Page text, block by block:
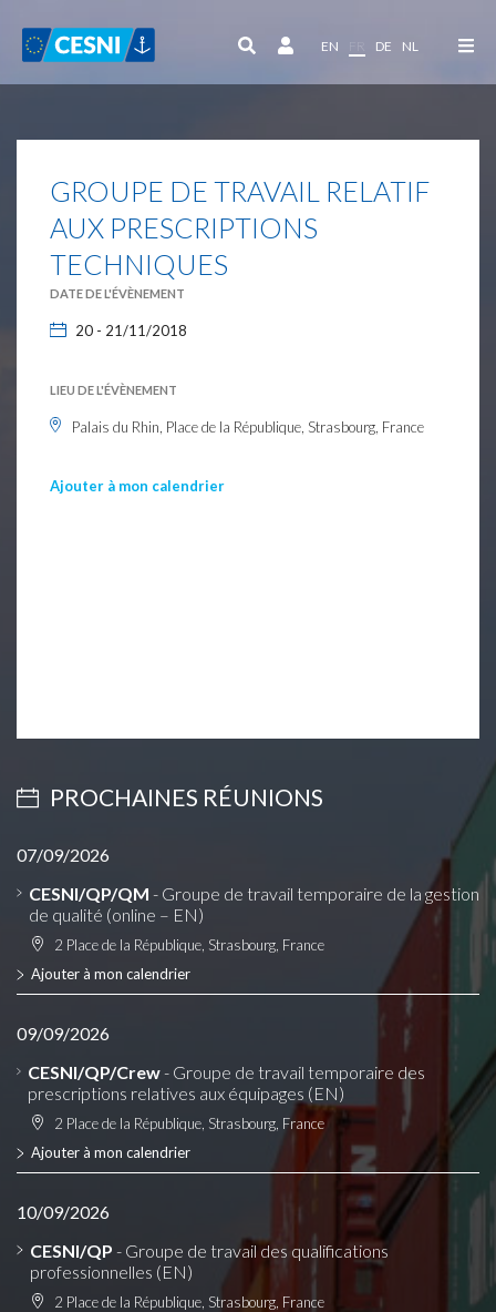
EN FR DE NL
GROUPE DE TRAVAIL RELATIF
AUX PRESCRIPTIONS
TECHNIQUES
DATE DE L'ÉVÈNEMENT
20 - 21/11/2018
LIEU DE L'ÉVÈNEMENT
Palais du Rhin, Place de la République, Strasbourg, France
Ajouter à mon calendrier
PROCHAINES RÉUNIONS
07/09/2026
CESNI/QP/QM - Groupe de travail temporaire de la gestion
de qualité (online – EN)
2 Place de la République, Strasbourg, France
Ajouter à mon calendrier
09/09/2026
CESNI/QP/Crew- Groupe de travail temporaire des
prescriptions relatives aux équipages (EN)
2 Place de la République, Strasbourg, France
Ajouter à mon calendrier
10/09/2026
CESNI/QP - Groupe de travail des qualifications
professionnelles (EN)
2 Place de la République, Strasbourg, France